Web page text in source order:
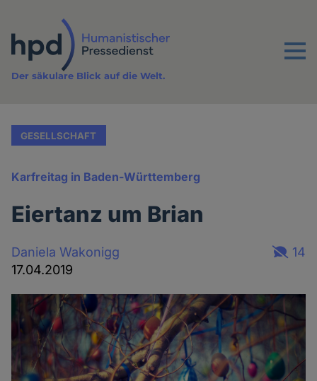
Inhalt
Menu
Der säkulare Blick auf die Welt.
GESELLSCHAFT
Karfreitag in Baden-Württemberg
Eiertanz um Brian
Daniela Wakonigg
17.04.2019
14